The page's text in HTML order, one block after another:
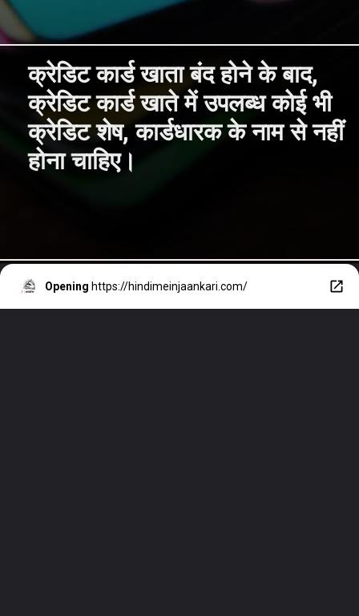
क्रेडिट कार्ड खाता बंद होने के बाद,
क्रेडिट कार्ड खाते में उपलब्ध कोई भी
क्रेडिट शेष, कार्डधारक के नाम से नहीं
होना चाहिए।
Opening https://hindimeinjaankari.com/